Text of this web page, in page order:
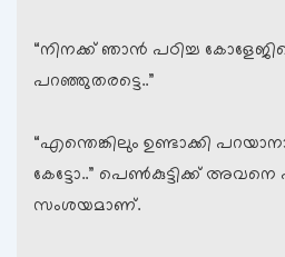
“നിനക്ക് ഞാന്‍ പഠിച്ച
പറഞ്ഞുതരട്ടെ..”
“എന്തെങ്കിലും ഉണ്ടാക്കി
കേട്ടോ..” പെണ്‍കുട്ടിക്ക് അവനെ
സംശയമാണ്.